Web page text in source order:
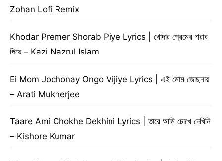
Zohan Lofi Remix
Khodar Premer Shorab Piye Lyrics | খোদার প্রেমের শরাব
পিয়ে – Kazi Nazrul Islam
Ei Mom Jochonay Ongo Vijiye Lyrics | এই মোম জোছনায়
– Arati Mukherjee
Taare Ami Chokhe Dekhini Lyrics | তারে আমি চোখে দেখিনি
– Kishore Kumar